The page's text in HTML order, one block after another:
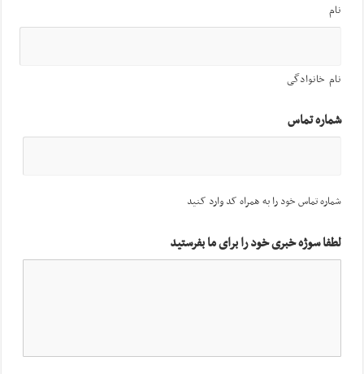
نام
نام خانوادگی
شماره تماس
شماره تماس خود را به همراه کد وارد کنید
لطفا سوژه خبری خود را برای ما بفرستید